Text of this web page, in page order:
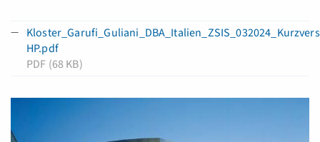
HP.pdf
PDF (68 KB)